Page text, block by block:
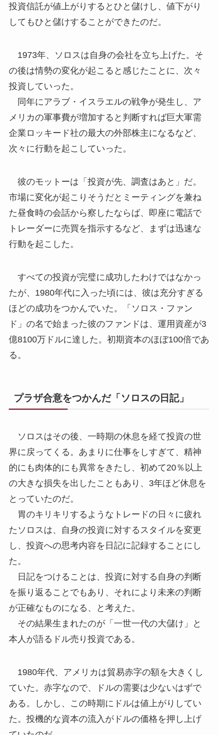
投資信託が値上がりするとひと儲けし、値下がり
してもひと儲けすることができたのだ。
1973年、ソロスは自身の会社を立ち上げた。そ
の後は情勢の変化が起こると感じたことに、次々
投資していった。
同年にアラブ・イスラエルの戦争が発生し、ア
メリカの軍事費が増加すると判断すれば巨大軍需
企業ロッキード社の最大の外部株主になるなど、
次々に行動を起こしていった。
彼のモットーは「投資が先、調査はあと」だ。
市場に変化が起こりそうだとミーティングを兼ね
た昼食時の会話から察したならば、即座に電話で
トレーダーに売買を指示するなど、まずは迅速な
行動を起こした。
すべての投資が完璧に成功したわけではなかっ
たが、1980年代に入った頃には、彼は充分すぎる
ほどの成功をつかんでいた。「ソロス・ファン
ド」の名で始まった彼のファンドは、運用資産が3
億8100万ドルに達した。初期資本のほぼ100倍であ
る。
プラザ合意をつかんだ「ソロスの日記」
ソロスはその後、一時期の休息を経て投資の世
界に戻ってくる。あまりに仕事をしすぎて、精神
的にも肉体的にも異常をきたし、初めて20％以上
の大きな損失を出したこともあり、3年ほど休息を
とっていたのだ。
胃のキリキリするようなトレードの日々に疲れ
たソロスは、自身の投資に対するスタイルを変更
し、投資への思考内容を日記に記録することにし
た。
日記をつけることは、投資に対する自身の判断
を振り返ることでもあり、それにより未来の判断
が正確なものになる、と考えた。
その結果生まれたのが「一世一代の大儲け」と
本人が語るドル売り投資である。
1980年代、アメリカは貿易赤字の額を大きくし
ていた。赤字なので、ドルの需要は少ないはずで
ある。しかし、この時期にドルは値上がりしてい
た。投機的な資本の流入がドルの価格を押し上げ